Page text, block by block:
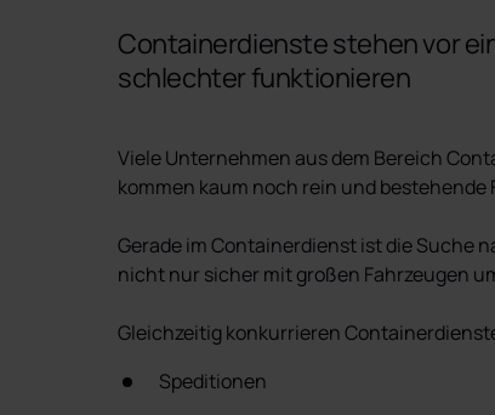
Containerdienste stehen vor
schlechter funktionieren
Viele Unternehmen aus dem Bereich
kommen kaum noch rein und bestehende
Gerade im Containerdienst ist die Suche
nicht nur sicher mit großen Fahrzeugen
Gleichzeitig konkurrieren
Speditionen